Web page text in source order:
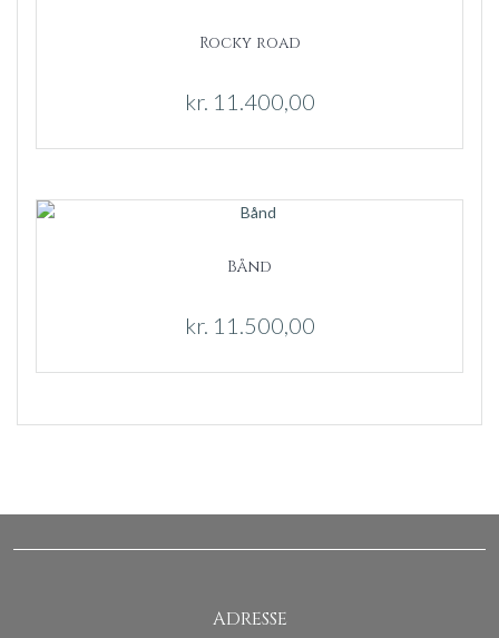
Rocky road
kr. 11.400,00
Bånd
kr. 11.500,00
ADRESSE